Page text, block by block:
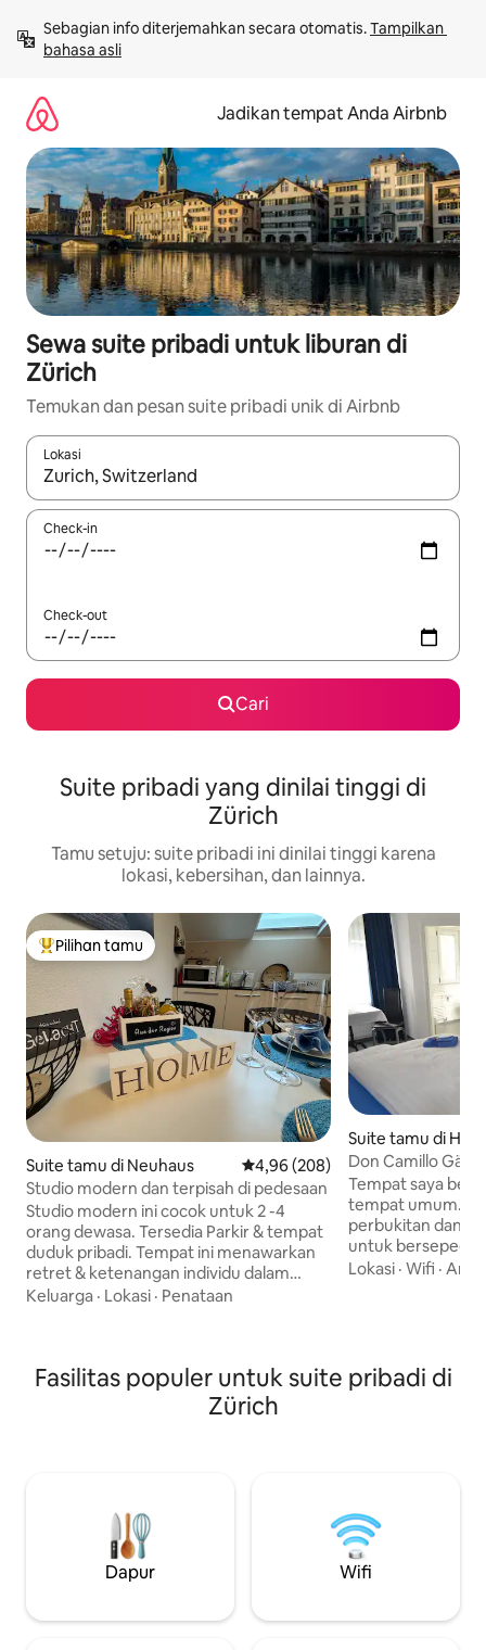
langsung
lihat
Sebagian info diterjemahkan secara otomatis. Tampilkan
bahasa asli
Jadikan tempat Anda Airbnb
Sewa suite pribadi untuk liburan di
Zürich
Temukan dan pesan suite pribadi unik di Airbnb
Lokasi
Jika hasil yang dicari tersedia, telusuri dengan tombol panah
Check-in
Check-out
Cari
Suite pribadi yang dinilai tinggi di
Zürich
Tamu setuju: suite pribadi ini dinilai tinggi karena
lokasi, kebersihan, dan lainnya.
Pilihan tamu terpopuler
Pilihan tamu
Suite tamu di Neuhaus Nilai rata-rata 4,96 dari 5, 208
4,96 (208)
Studio modern dan terpisah di pedesaan
Studio modern ini cocok untuk 2 -4
orang dewasa. Tersedia Parkir & tempat
duduk pribadi. Tempat ini menawarkan
retret & ketenangan individu dalam
suasana yang menyenangkan.
renang (5), rute lintas alam & perjalanan
perahu yang menarik, menjanjikan
liburan yang menyenangkan. Kota - kota
tua. Sama - sama!
Keluarga · Lokasi · Penataan
Suite tamu di
Don Camillo
Tempat saya
tempat umum.
perbukitan
untuk bersepeda
bersejarah
kedekatannya
Constance/
Lokasi ·Wifi ·Area
Fasilitas populer untuk suite pribadi di
Zürich
Dapur Wifi